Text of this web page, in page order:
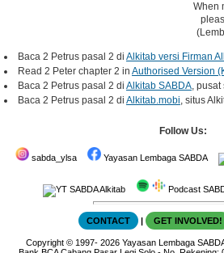
When
Baca 2 Petrus pasal 2 di Alkitab versi Firman
Read 2 Peter chapter 2 in Authorised Version
Baca 2 Petrus pasal 2 di Alkitab SABDA,
Baca 2 Petrus pasal 2 di Alkitab.mobi, situs
Follow Us:
sabda_ylsa Yayasan Lembaga SABDA
SABDA Alkitab Podcast
CONTACT | GET INVOLVED!
Copyright © 1997-2026Yayasan Lembaga